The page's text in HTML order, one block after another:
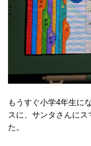
もうすぐ小学4年生に
スに、サンタさんに
た。